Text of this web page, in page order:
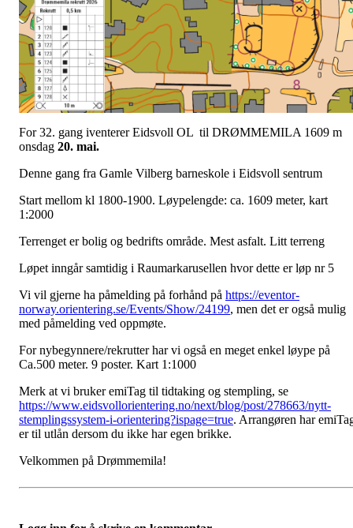
For 32. gang iventerer Eidsvoll OL til DRØMMEMILA 1609 m
onsdag 20. mai.
Denne gang fra Gamle Vilberg barneskole i Eidsvoll sentrum
Start mellom kl 1800-1900. Løypelengde: ca. 1609 meter, kart
1:2000
Terrenget er bolig og bedrifts område. Mest asfalt. Litt terreng
Løpet inngår samtidig i Raumarkarusellen hvor dette er løp nr 5
Vi vil gjerne ha påmelding på forhånd på https://eventor-
norway.orientering.se/Events/Show/24199, men det er også mulig
med påmelding ved oppmøte.
For nybegynnere/rekrutter har vi også en meget enkel løype på
Ca.500 meter. 9 poster. Kart 1:1000
Merk at vi bruker emiTag til tidtaking og stempling, se
https://www.eidsvollorientering.no/next/blog/post/278663/nytt-
stemplingssystem-i-orientering?ispage=true. Arrangøren har
er til utlån dersom du ikke har egen brikke.
Velkommen på Drømmemila!